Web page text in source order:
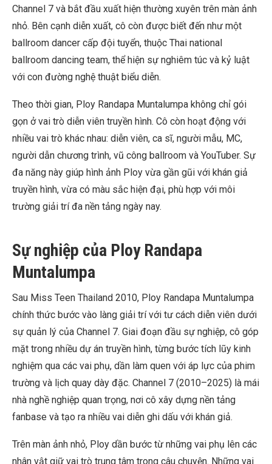
Channel 7 và bắt đầu xuất hiện thường xuyên trên màn ảnh
nhỏ. Bên cạnh diễn xuất, cô còn được biết đến như một
ballroom dancer cấp đội tuyển, thuộc Thai national
ballroom dancing team, thể hiện sự nghiêm túc và kỷ luật
với con đường nghệ thuật biểu diễn.
Theo thời gian, Ploy Randapa Muntalumpa không chỉ gói
gọn ở vai trò diễn viên truyền hình. Cô còn hoạt động với
nhiều vai trò khác nhau: diễn viên, ca sĩ, người mẫu, MC,
người dẫn chương trình, vũ công ballroom và YouTuber. Sự
đa năng này giúp hình ảnh Ploy vừa gần gũi với khán giả
truyền hình, vừa có màu sắc hiện đại, phù hợp với môi
trường giải trí đa nền tảng ngày nay.
Sự nghiệp của Ploy Randapa
Muntalumpa
Sau Miss Teen Thailand 2010, Ploy Randapa Muntalumpa
chính thức bước vào làng giải trí với tư cách diễn viên dưới
sự quản lý của Channel 7. Giai đoạn đầu sự nghiệp, cô góp
mặt trong nhiều dự án truyền hình, từng bước tích lũy kinh
nghiệm qua các vai phụ, dần làm quen với áp lực của phim
trường và lịch quay dày đặc. Channel 7 (2010–2025) là mái
nhà nghề nghiệp quan trọng, nơi cô xây dựng nền tảng
fanbase và tạo ra nhiều vai diễn ghi dấu với khán giả.
Trên màn ảnh nhỏ, Ploy dần bước từ những vai phụ lên các
nhân vật giữ vai trò trung tâm trong câu chuyện. Những vai